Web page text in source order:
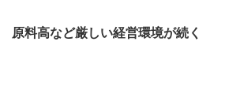
料高など厳しい経営環境が続く